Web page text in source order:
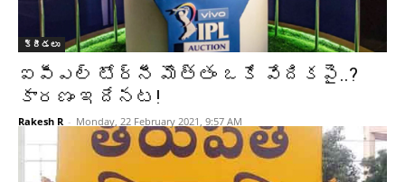
క్రీడలు
ఐపీఎల్ టోర్నీ మొత్తం ఒకే వేదిక‌పై..?
కార‌ణం ఇదేన‌ట‌!
Rakesh R - Monday, 22 February 2021, 9:57 AM